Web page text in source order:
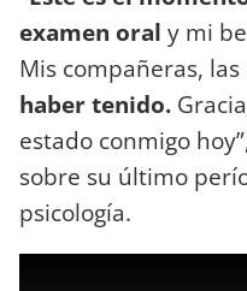
examen oral y mi
Mis compañeras, las
haber tenido.
estado conmigo
sobre su último
psicología.